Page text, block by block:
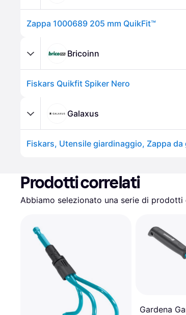
Zappa 1000689 205 mm QuikFit™
Bricoinn
Fiskars Quikfit Spiker Nero
Galaxus
Fiskars, Utensile giardinaggio, Zappa da
Prodotti correlati
Abbiamo selezionato una serie di
Gardena